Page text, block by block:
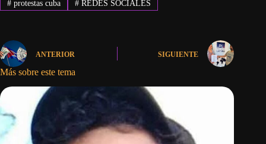
#protestas cuba #REDES SOCIALES
ANTERIOR SIGUIENTE
Más sobre este tema